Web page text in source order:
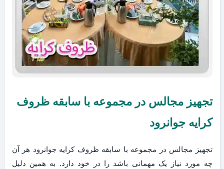
تجهیز مجالس در مجموعه با سابقه ظروف
کرایه جوانرود
تجهیز مجالس در مجموعه با سابقه ظروف کرایه جوانرود هر آن
چه مورد نیاز یک مهمانی باشد را در خود دارد. به همین دلیل